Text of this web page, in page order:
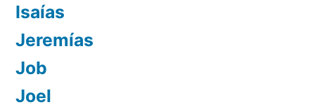
Isaías
Jeremías
Job
Joel